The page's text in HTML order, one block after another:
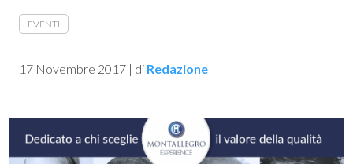
EVENTI
17 Novembre 2017 | di Redazione